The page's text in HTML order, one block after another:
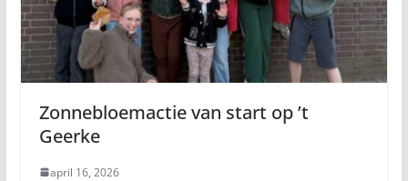
Zonnebloemactie van start op ’t
Geerke
april 16, 2026